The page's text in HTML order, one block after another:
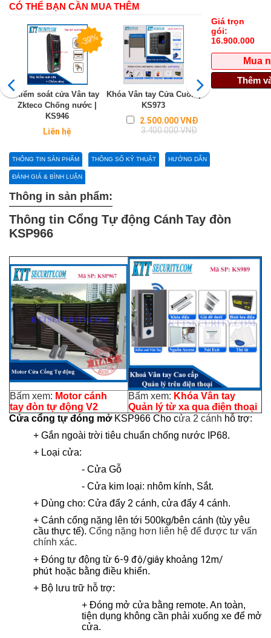
CÓ THỂ BẠN CẦN MUA THÊM
-39%
Kiểm soát cửa Vân tay
Zkteco Chống nước |
KS946
Liên hệ
Khóa Vân tay Cửa Cuốn |
KS973
2.500.000 VNĐ
3.400.000 VNĐ
Trung tâm điều
Giá trọn
gói:
16.900.000
Mua
Thêm
THÔNG TIN SẢN PHẨM THÔNG SỐ KỶ THUẬT HƯỚNG DẪN
ĐÁNH GIÁ & BÌNH LUẬN
Thông in sản phẩm:
Thông tin Cổng Tự động Cánh Tay đòn
KSP966
Bấm xem: Motor cánh
tay đòn tự động V2
Bấm xem: Khóa Vân tay
Quản lý từ xa qua điện thoại
Cửa cổng tự đóng mởKSP966 Cho cửa 2 cánh hỗ trợ:
+ Gắn ngoài trời tiêu chuẩn chống nước IP68.
+ Loại cửa:
- Cửa Gỗ
- Cửa kim loại: nhôm kính, Sắt.
+ Dùng cho: Cửa đẩy 2 cánh, cửa đẩy 4 cánh.
+ Cánh cổng nặng lên tới 500kg/bên cánh (tùy yêu
cầu thực tế). Cổng nặng hơn liên hệ để được tư vấn
chính xác.
+ Đóng tự động từ 6-9 độ/giây khoảng 12m/
phút hoặc bằng điều khiển.
+ Bộ lưu trữ hỗ trợ:
+ Đóng mở cửa bằng remote. An toàn,
tiện dụng không cần phải xuống xe để mở
cửa.